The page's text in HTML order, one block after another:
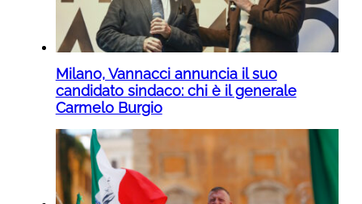
Milano, Vannacci annuncia il suo
candidato sindaco: chi è il generale
Carmelo Burgio